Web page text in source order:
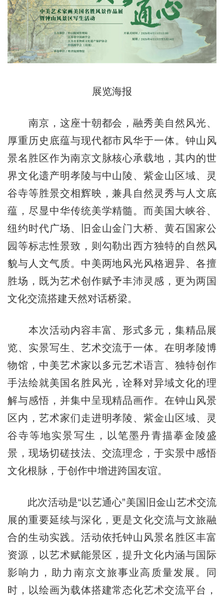
展览海报
南京，这座十朝都会，融秀美自然风光、
厚重历史底蕴与现代都市风华于一体。钟山风
景名胜区作为南京文脉核心承载地，其内的世
界文化遗产明孝陵与中山陵、紫金山区域、灵
谷寺等胜景交相辉映，兼具自然灵秀与人文底
蕴，尽显中华传统美学精髓。而美国大峡谷、
纽约时代广场、旧金山金门大桥、黄石国家公
园等标志性景致，则勾勒出西方独特的自然风
貌与人文气质。中美两地风光风格迥异、各擅
胜场，既为艺术创作赋予丰沛灵感，更为两国
文化交流搭建天然对话桥梁。
本次活动内容丰富、形式多元，集精品展
览、实景写生、艺术交流于一体。在明孝陵博
物馆，中美艺术家以多元艺术语言、独特创作
手法绘就美国名胜风光，诠释对异域文化的理
解与感悟，并集中呈现精品画作。在钟山风景
区内，艺术家们走进明孝陵、紫金山区域、灵
谷寺等地实景写生，以笔墨丹青描摹金陵盛
景，现场切磋技法、交流理念，于实景中感悟
文化根脉，于创作中增进跨国友谊。
此次活动是“以艺通心”美国旧金山艺术交流
展的重要延续与深化，更是文化交流与文旅融
合的生动实践。活动依托钟山风景名胜区丰富
资源，以艺术赋能景区，提升文化内涵与国际
影响力，助力南京文旅事业高质量发展。同
时，以绘画为载体搭建常态化艺术交流平台，